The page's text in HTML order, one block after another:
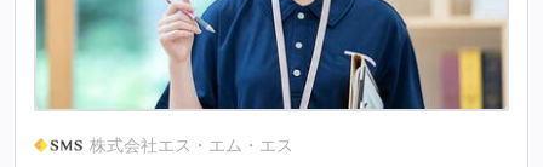
株式会社エス・エム・エス